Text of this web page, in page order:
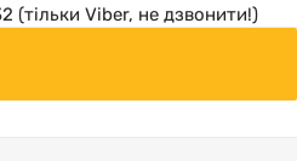
(тільки Viber, не дзвонити!)